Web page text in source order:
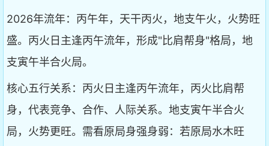
2026年流年：丙午年，天干丙火，地支午火，火势旺
盛。丙火日主逢丙午流年，形成"比肩帮身"格局，地
支寅午半合火局。
核心五行关系：丙火日主逢丙午流年，丙火比肩帮
身，代表竞争、合作、人际关系。地支寅午半合火
局，火势更旺。需看原局身强身弱：若原局水木旺